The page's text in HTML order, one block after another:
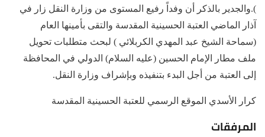
).والجدير بالذكر أن وفداً رفيع المستوى من وزارة النقل زار في
آذار الماضي العتبة الحسينية المقدسة والتقى بأمينها العام
(سماحة الشيخ عبد المهدي الكربلائي ) لبحث متطلبات تحويل
ملف مطار الإمام الحسين (عليه السلام) الدولي في المحافظة
إلى العتبة من أجل البدء بتنفيذه وبإشراف وزارة النقل.
كرار الأسدي الموقع الرسمي للعتبة الحسينية المقدسة
المرفقات